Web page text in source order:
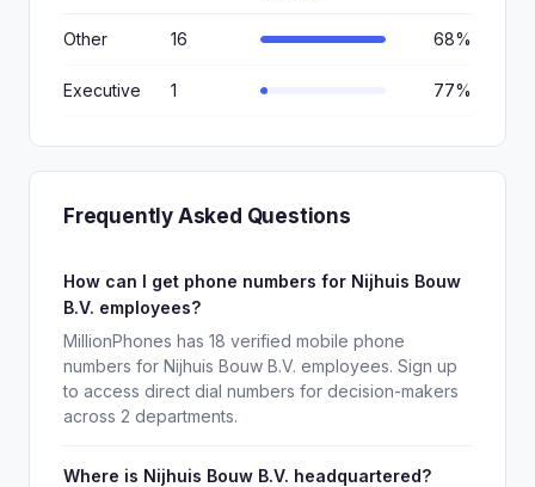
Other 16 68%
Executive 1 77%
Frequently Asked Questions
How can I get phone numbers for Nijhuis Bouw
B.V. employees?
MillionPhones has 18 verified mobile phone
numbers for Nijhuis Bouw B.V. employees. Sign up
to access direct dial numbers for decision-makers
across 2 departments.
Where is Nijhuis Bouw B.V. headquartered?